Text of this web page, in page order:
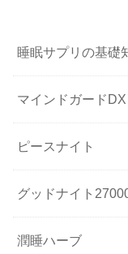
睡眠サプリの基礎
マインドガードDX
ピースナイト
グッドナイト
潤睡ハーブ